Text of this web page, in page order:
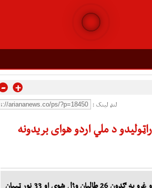
- +
لنډ لینک :
د ملي اردو هوای بریدونه
آریانانیوز: د دې برید په پایله کې ، د درېیو لوړ پوړو غړو په ګډون 26 طالبان وژل شوي او 33 نور ټپیان